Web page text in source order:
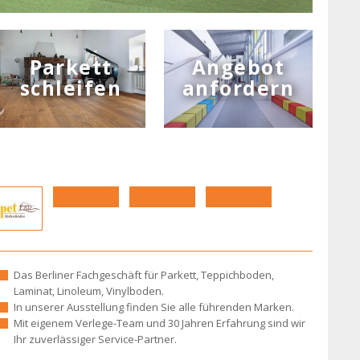
Parkett
schleifen
Angebot
anfordern
Das Berliner Fachgeschäft für Parkett, Teppichboden,
Laminat, Linoleum, Vinylboden.
In unserer Ausstellung finden Sie alle führenden Marken.
Mit eigenem Verlege-Team und 30 Jahren Erfahrung sind wir
Ihr zuverlässiger Service-Partner.